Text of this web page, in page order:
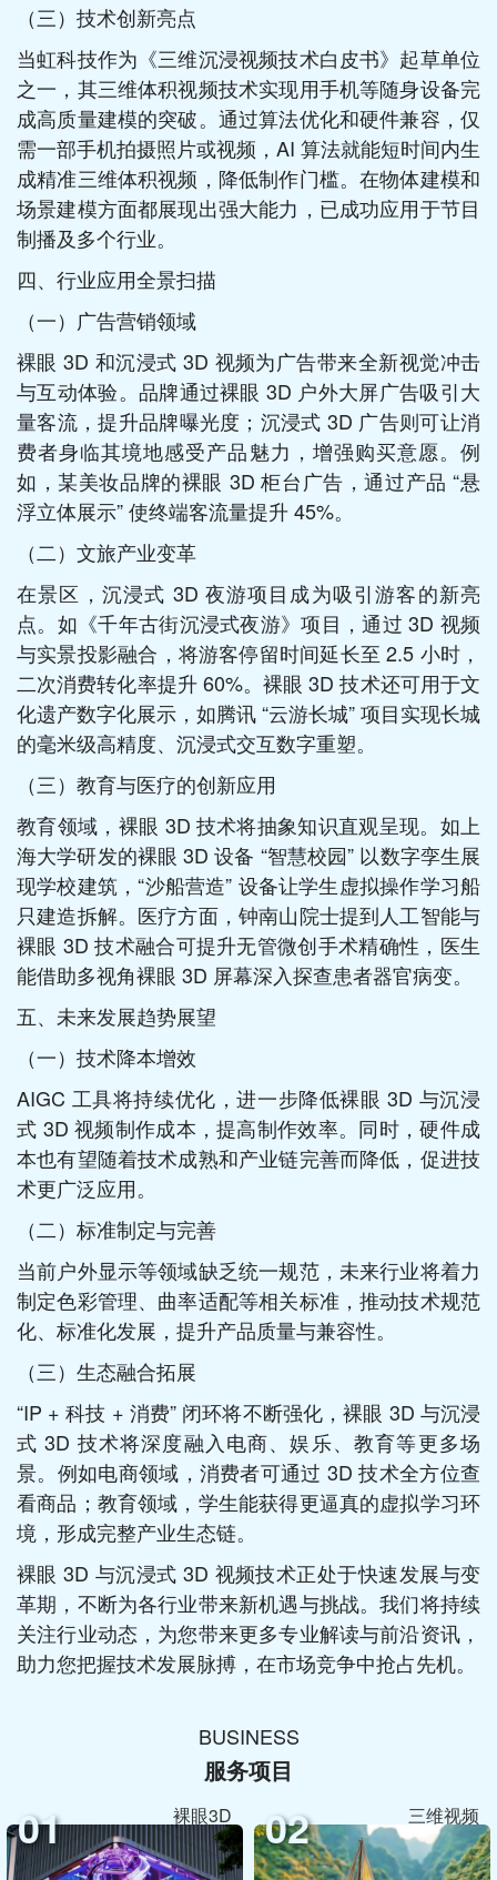
（三）技术创新亮点​
当虹科技作为《三维沉浸视频技术白皮书》起草单位
之一，其三维体积视频技术实现用手机等随身设备完
成高质量建模的突破。通过算法优化和硬件兼容，仅
需一部手机拍摄照片或视频，AI 算法就能短时间内生
成精准三维体积视频，降低制作门槛。在物体建模和
场景建模方面都展现出强大能力，已成功应用于节目
制播及多个行业。​
四、行业应用全景扫描​
（一）广告营销领域​
裸眼 3D 和沉浸式 3D 视频为广告带来全新视觉冲击
与互动体验。品牌通过裸眼 3D 户外大屏广告吸引大
量客流，提升品牌曝光度；沉浸式 3D 广告则可让消
费者身临其境地感受产品魅力，增强购买意愿。例
如，某美妆品牌的裸眼 3D 柜台广告，通过产品 “悬
浮立体展示” 使终端客流量提升 45%。​
（二）文旅产业变革​
在景区，沉浸式 3D 夜游项目成为吸引游客的新亮
点。如《千年古街沉浸式夜游》项目，通过 3D 视频
与实景投影融合，将游客停留时间延长至 2.5 小时，
二次消费转化率提升 60%。裸眼 3D 技术还可用于文
化遗产数字化展示，如腾讯 “云游长城” 项目实现长城
的毫米级高精度、沉浸式交互数字重塑。​
（三）教育与医疗的创新应用​
教育领域，裸眼 3D 技术将抽象知识直观呈现。如上
海大学研发的裸眼 3D 设备 “智慧校园” 以数字孪生展
现学校建筑，“沙船营造” 设备让学生虚拟操作学习船
只建造拆解。医疗方面，钟南山院士提到人工智能与
裸眼 3D 技术融合可提升无管微创手术精确性，医生
能借助多视角裸眼 3D 屏幕深入探查患者器官病变。​
五、未来发展趋势展望​
（一）技术降本增效​
AIGC 工具将持续优化，进一步降低裸眼 3D 与沉浸
式 3D 视频制作成本，提高制作效率。同时，硬件成
本也有望随着技术成熟和产业链完善而降低，促进技
术更广泛应用。​
（二）标准制定与完善​
当前户外显示等领域缺乏统一规范，未来行业将着力
制定色彩管理、曲率适配等相关标准，推动技术规范
化、标准化发展，提升产品质量与兼容性。​
（三）生态融合拓展​
“IP + 科技 + 消费” 闭环将不断强化，裸眼 3D 与沉浸
式 3D 技术将深度融入电商、娱乐、教育等更多场
景。例如电商领域，消费者可通过 3D 技术全方位查
看商品；教育领域，学生能获得更逼真的虚拟学习环
境，形成完整产业生态链。​
裸眼 3D 与沉浸式 3D 视频技术正处于快速发展与变
革期，不断为各行业带来新机遇与挑战。我们将持续
关注行业动态，为您带来更多专业解读与前沿资讯，
助力您把握技术发展脉搏，在市场竞争中抢占先机。
BUSINESS
服务项目
01 裸眼3D 02 三维视频